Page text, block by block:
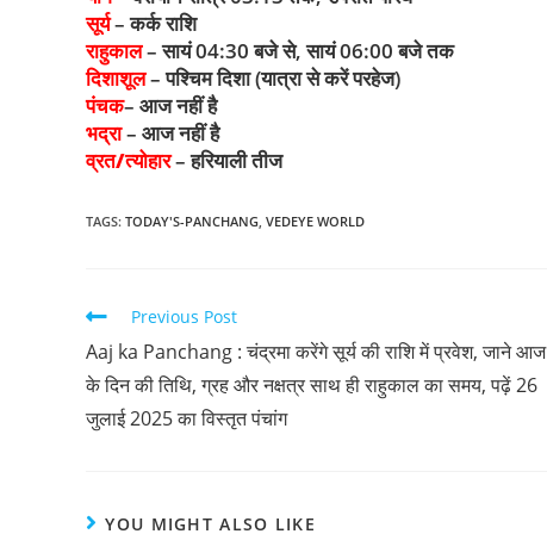
सूर्य– कर्क राशि
राहुकाल– सायं 04:30 बजे से, सायं 06:00 बजे तक
दिशाशूल– पश्चिम दिशा (यात्रा से करें परहेज)
पंचक– आज नहीं है
भद्रा– आज नहीं है
व्रत/त्योहार– हरियाली तीज
TAGS: TODAY'S-PANCHANG VEDEYE WORLD
Previous Post
Aaj ka Panchang : चंद्रमा करेंगे सूर्य की राशि में प्रवेश, जाने आज
के दिन की तिथि, ग्रह और नक्षत्र साथ ही राहुकाल का समय, पढ़ें 26
जुलाई 2025 का विस्तृत पंचांग
YOU MIGHT ALSO LIKE